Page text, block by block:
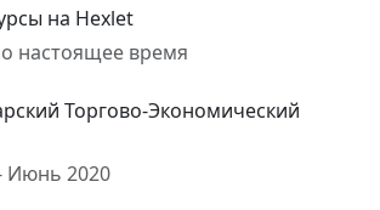
на Hexlet
настоящее время
Торгово-Экономический
Июнь 2020